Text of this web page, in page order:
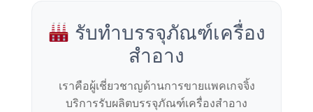
รับทำบรรจุภัณฑ์เครื่อง
สำอาง
เราคือผู้เชี่ยวชาญด้านการขายแพคเกจจิ้ง
บริการรับผลิตบรรจุภัณฑ์เครื่องสำอาง